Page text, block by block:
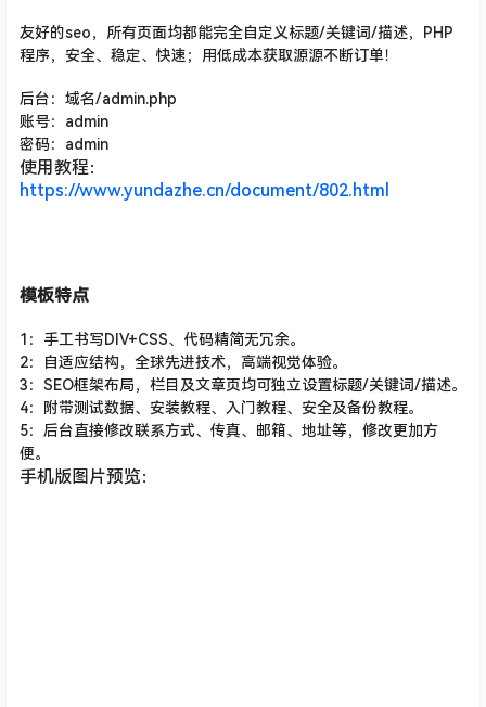
友好的seo，所有页面均都能完全自定义标题/关键词/描述，PHP
程序，安全、稳定、快速；用低成本获取源源不断订单！
后台：域名/admin.php
账号：admin
密码：admin
使用教程：
https://www.yundazhe.cn/document/802.html
模板特点
1：手工书写DIV+CSS、代码精简无冗余。
2：自适应结构，全球先进技术，高端视觉体验。
3：SEO框架布局，栏目及文章页均可独立设置标题/关键词/描述。
4：附带测试数据、安装教程、入门教程、安全及备份教程。
5：后台直接修改联系方式、传真、邮箱、地址等，修改更加方
便。
手机版图片预览：